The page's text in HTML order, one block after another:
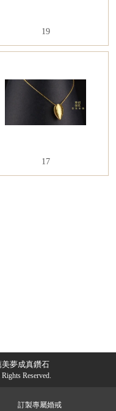
19
17
夢成真鑽石
Reserved.
訂製專屬婚戒